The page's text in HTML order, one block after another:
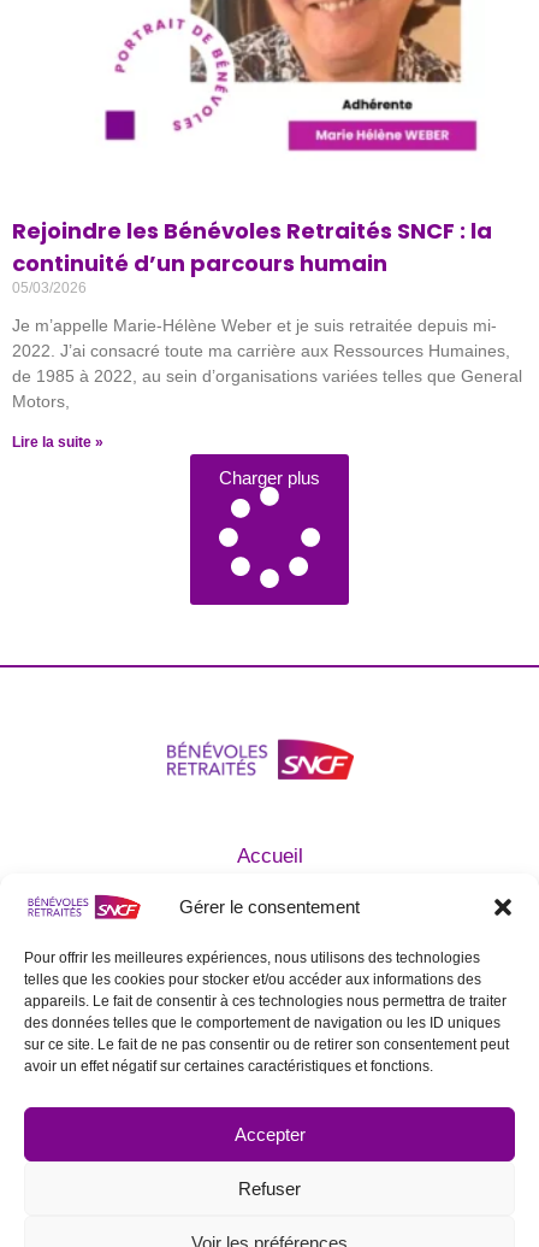
Gérer le consentement
Pour offrir les meilleures expériences, nous utilisons des technologies
telles que les cookies pour stocker et/ou accéder aux informations des
appareils. Le fait de consentir à ces technologies nous permettra de traiter
des données telles que le comportement de navigation ou les ID uniques
sur ce site. Le fait de ne pas consentir ou de retirer son consentement peut
avoir un effet négatif sur certaines caractéristiques et fonctions.
Accepter
Refuser
Voir les préférences
Rejoindre les Bénévoles Retraités SNCF : la
continuité d’un parcours humain
05/03/2026
Je m’appelle Marie-Hélène Weber et je suis retraitée depuis mi-
2022. J’ai consacré toute ma carrière aux Ressources Humaines,
de 1985 à 2022, au sein d’organisations variées telles que General
Motors,
Lire la suite »
Charger plus
Accueil
Agir avec nous
Devenir Bénévole
Mentions légales
Statuts de l’Association
Contactez nous
SUIVEZ NOUS SUR LES RÉSEAUX
SOCIAUX